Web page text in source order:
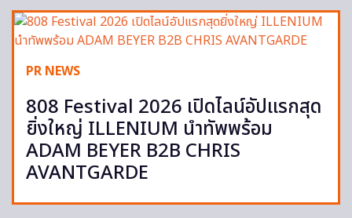
PR NEWS
808 Festival 2026 เปิดไลน์อัปแรกสุด
ยิ่งใหญ่ ILLENIUM นำทัพพร้อม
ADAM BEYER B2B CHRIS
AVANTGARDE